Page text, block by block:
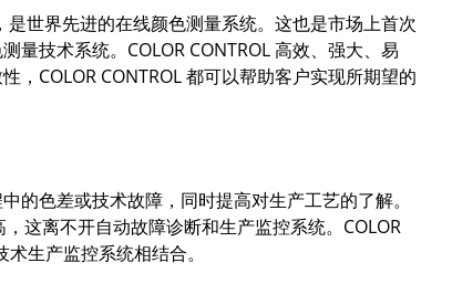
是世界先进的在线颜色测量系统。这也是市场上首次
量技术系统。COLOR CONTROL 高效、强大、易
，COLOR CONTROL 都可以帮助客户实现所期望的
的色差或技术故障，同时提高对生产工艺的了解。
这离不开自动故障诊断和生产监控系统。COLOR
生产监控系统相结合。